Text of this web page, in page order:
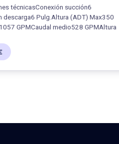
técnicasConexión succión6
descarga6 Pulg.Altura (ADT) Max350
GPMCaudal medio528 GPMAltura